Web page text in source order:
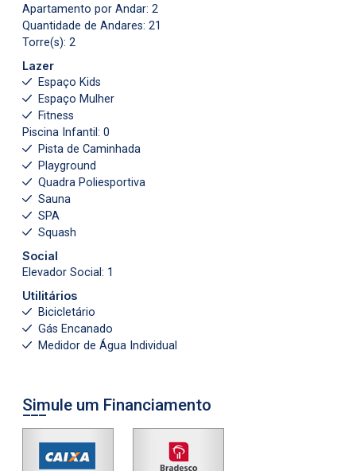
Apartamento por Andar: 2
Quantidade de Andares: 21
Torre(s): 2
Lazer
Espaço Kids
Espaço Mulher
Fitness
Piscina Infantil: 0
Pista de Caminhada
Playground
Quadra Poliesportiva
Sauna
SPA
Squash
Social
Elevador Social: 1
Utilitários
Bicicletário
Gás Encanado
Medidor de Água Individual
Simule um Financiamento